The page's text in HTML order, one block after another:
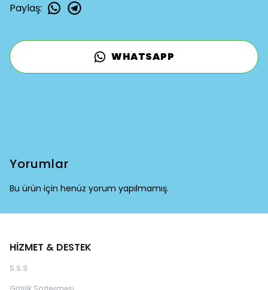
Paylaş:
WHATSAPP
Yorumlar
Bu ürün için henüz yorum yapılmamış.
HİZMET & DESTEK
S.S.S